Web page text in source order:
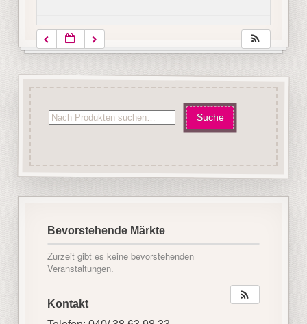
Bevorstehende Märkte
Zurzeit gibt es keine bevorstehenden
Veranstaltungen.
Kontakt